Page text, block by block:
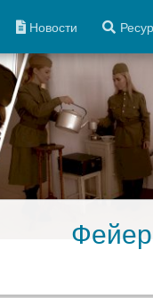
Новости